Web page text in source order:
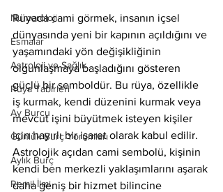
Numeroloji
Esmalar
Astroloji ve Sağlık
Rüya Tabirleri
Ay Burcu
Günlük Burç Yorumları
Aylık Burç
Remil İlmi
Rüyada cami görmek, insanın içsel
dünyasında yeni bir kapının açıldığını ve
yaşamındaki yön değişikliğinin
olgunlaşmaya başladığını gösteren
güçlü bir semboldür. Bu rüya, özellikle
iş kurmak, kendi düzenini kurmak veya
mevcut işini büyütmek isteyen kişiler
için hayırlı bir işaret olarak kabul edilir.
Astrolojik açıdan cami sembolü, kişinin
kendi ben merkezli yaklaşımlarını aşarak
daha geniş bir hizmet bilincine